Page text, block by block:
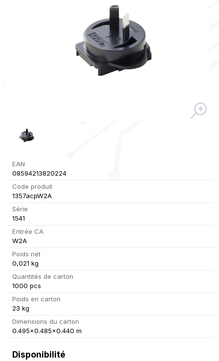
EAN
08594213820224
Code produit
1357acpW2A
Série
1541
Entrée CA
W2A
Poids net
0,021 kg
Quantités de carton
1000 pcs
Poids en carton
23 kg
Dimensions du carton
0.495x0.485x0.440 m
Disponibilité